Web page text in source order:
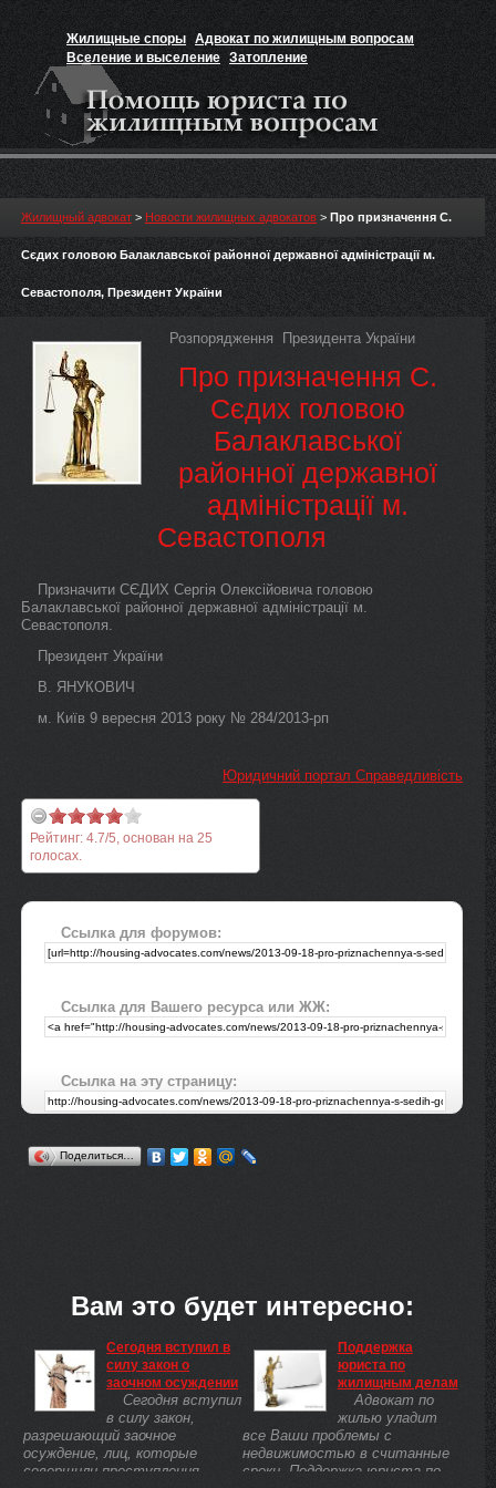
Жилищные споры Адвокат по жилищным вопросам
Вселение и выселение Затопление
Признание прав на жильё
Жилищный адвокат > Новости жилищных адвокатов > Про призначення С.
Сєдих головою Балаклавської районної державної адміністрації м.
Севастополя, Президент України
Розпорядження Президента України
Про призначення С.
Сєдих головою
Балаклавської
районної державної
адміністрації м.
Севастополя
Призначити СЄДИХ Сергія Олексійовича головою
Балаклавської районної державної адміністрації м.
Севастополя.
Президент України
В. ЯНУКОВИЧ
м. Київ 9 вересня 2013 року № 284/2013-рп
Юридичний портал Справедливість
Рейтинг: 4.7/5, основан на 25
голосах.
Ссылка для форумов:
Ссылка для Вашего ресурса или ЖЖ:
Ссылка на эту страницу:
Поделиться…
Вам это будет интересно:
Сегодня вступил в
силу закон о
заочном осуждении
Сегодня вступил
в силу закон,
разрешающий заочное
осуждение, лиц, которые
совершили преступления
Поддержка
юриста по
жилищным делам
Адвокат по
жилью уладит
все Ваши проблемы с
недвижимостью в считанные
сроки. Поддержка юриста по